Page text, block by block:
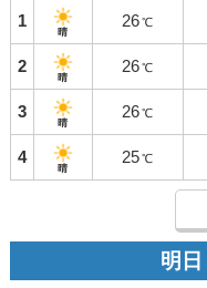
1
晴
26 ℃
2
晴
26 ℃
3
晴
26 ℃
4
晴
25 ℃
明日